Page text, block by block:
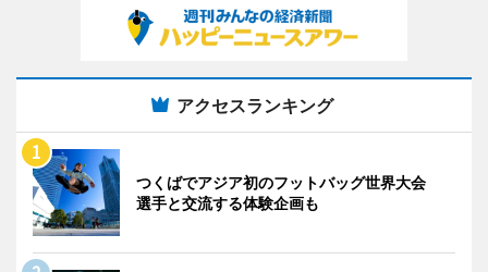
アクセスランキング
つくばでアジア初のフットバッグ世界大会
選手と交流する体験企画も